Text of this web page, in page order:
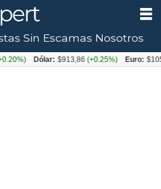
Sin Escamas Nosotros
Dólar: $913,86(+0.25%) Euro: $1053,08